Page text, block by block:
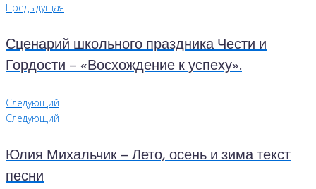
Предыдущая
Сценарий школьного праздника Чести и
Гордости – «Восхождение к успеху».
Следующий
Следующий
Юлия Михальчик – Лето, осень и зима текст
песни